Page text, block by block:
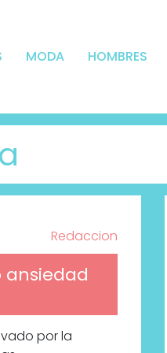
MODA HOMBRES
Redaccion
ansiedad
por la